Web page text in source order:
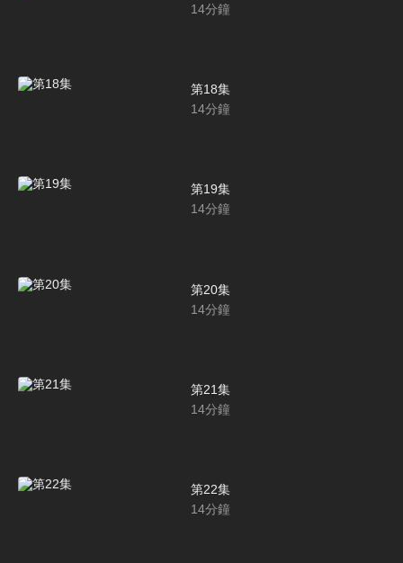
14分鐘
第18集
14分鐘
第19集
14分鐘
第20集
14分鐘
第21集
14分鐘
第22集
14分鐘